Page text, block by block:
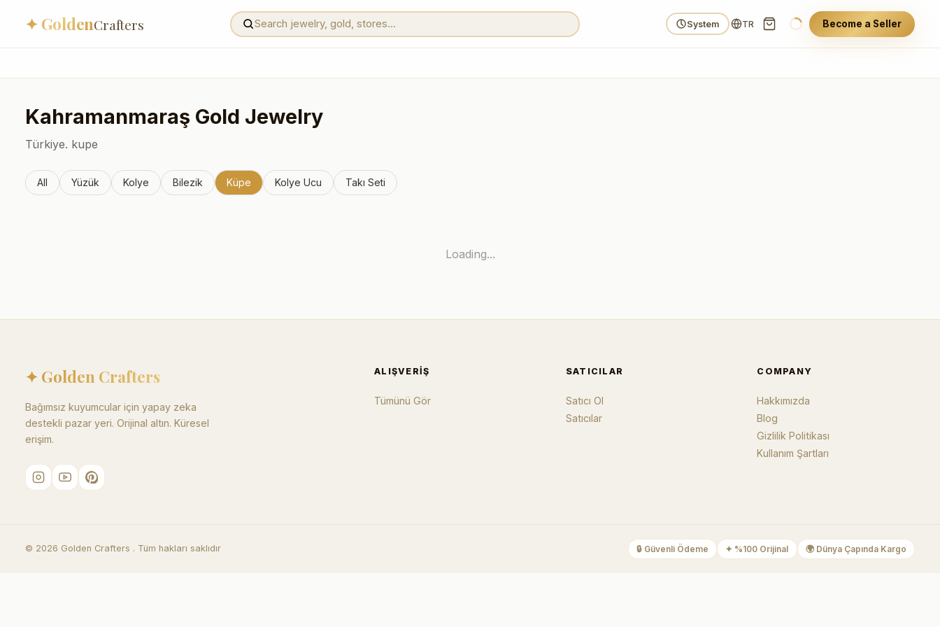
✦ GoldenCrafters System TR Become a Seller
Kahramanmaraş Gold Jewelry
Türkiye. kupe
All Yüzük Kolye Bilezik Küpe Kolye Ucu Takı Seti
Loading...
✦ Golden Crafters
Bağımsız kuyumcular için yapay zeka
destekli pazar yeri. Orijinal altın. Küresel
erişim.
ALIŞVERIŞ
Tümünü Gör
SATICILAR
Satıcı Ol
Satıcılar
COMPANY
Hakkımızda
Blog
Gizlilik Politikası
Kullanım Şartları
© 2026 Golden Crafters . Tüm hakları saklıdır 🔒 Güvenli Ödeme ✦ %100 Orijinal 🌍 Dünya Çapında Kargo